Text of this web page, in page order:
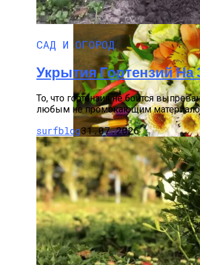
Как Выбрать Подходящие
САД И ОГОРОД
Укрытия Гортензий На
То, что гортензия не боится
любым не промокающим
surfblog31.07.2026